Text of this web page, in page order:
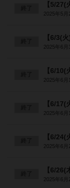
【5/
2025年5月
【6/3(
2025年6月
【6/
2025年6月
【6/
2025年6月
【6/
2025年6月
【6/
2025年6月